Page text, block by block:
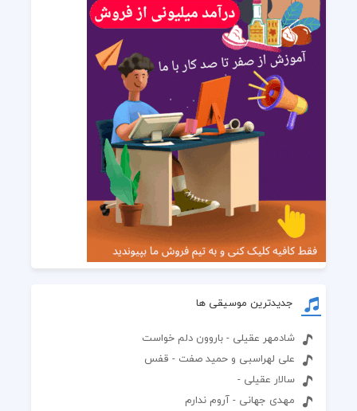
جدیدترین موسیقی ها
شادمهر عقیلی - باروون دلم خواست
علی لهراسبی و حمید صفت - قفس
سالار عقیلی -
مهدی جهانی - آروم ندارم